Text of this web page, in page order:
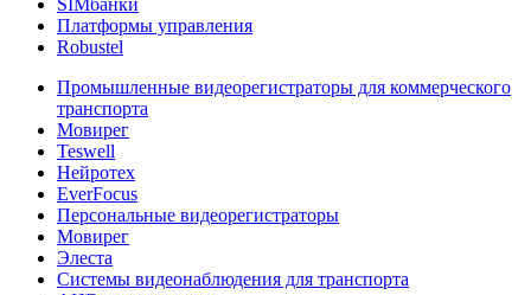
SIMбанки
Платформы управления
Robustel
Промышленные видеорегистраторы для коммерческого
транспорта
Мовирег
Teswell
Нейротех
EverFocus
Персональные видеорегистраторы
Мовирег
Элеста
Системы видеонаблюдения для транспорта